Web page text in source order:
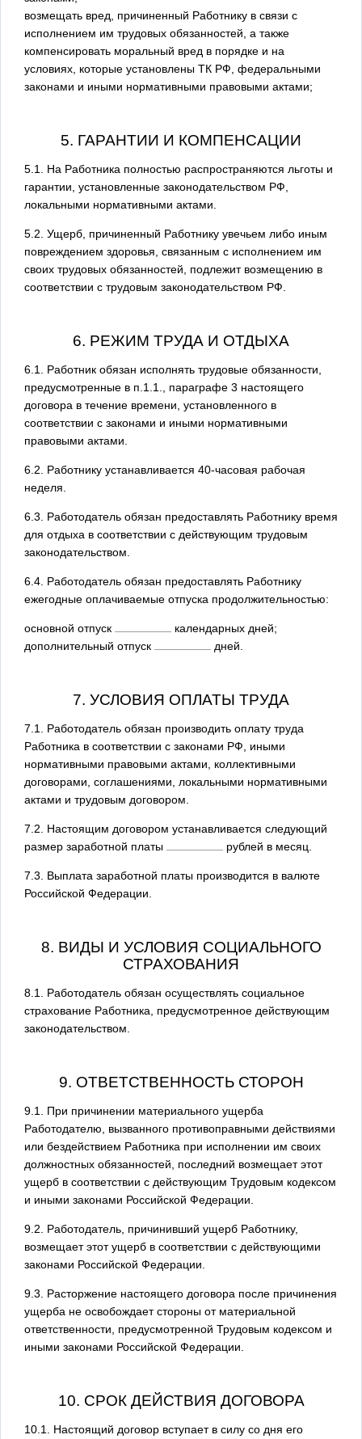
возмещать вред, причиненный Работнику в связи с
исполнением им трудовых обязанностей, а также
компенсировать моральный вред в порядке и на
условиях, которые установлены ТК РФ, федеральными
законами и иными нормативными правовыми актами;
5. ГАРАНТИИ И КОМПЕНСАЦИИ
5.1. На Работника полностью распространяются льготы и
гарантии, установленные законодательством РФ,
локальными нормативными актами.
5.2. Ущерб, причиненный Работнику увечьем либо иным
повреждением здоровья, связанным с исполнением им
своих трудовых обязанностей, подлежит возмещению в
соответствии с трудовым законодательством РФ.
6. РЕЖИМ ТРУДА И ОТДЫХА
6.1. Работник обязан исполнять трудовые обязанности,
предусмотренные в п.1.1., параграфе 3 настоящего
договора в течение времени, установленного в
соответствии с законами и иными нормативными
правовыми актами.
6.2. Работнику устанавливается 40-часовая рабочая
неделя.
6.3. Работодатель обязан предоставлять Работнику время
для отдыха в соответствии с действующим трудовым
законодательством.
6.4. Работодатель обязан предоставлять Работнику
ежегодные оплачиваемые отпуска продолжительностью:
основной отпуск
календарных дней;
дополнительный отпуск
дней.
7. УСЛОВИЯ ОПЛАТЫ ТРУДА
7.1. Работодатель обязан производить оплату труда
Работника в соответствии с законами РФ, иными
нормативными правовыми актами, коллективными
договорами, соглашениями, локальными нормативными
актами и трудовым договором.
7.2. Настоящим договором устанавливается следующий
размер заработной платы
рублей в месяц.
7.3. Выплата заработной платы производится в валюте
Российской Федерации.
8. ВИДЫ И УСЛОВИЯ СОЦИАЛЬНОГО
СТРАХОВАНИЯ
8.1. Работодатель обязан осуществлять социальное
страхование Работника, предусмотренное действующим
законодательством.
9. ОТВЕТСТВЕННОСТЬ СТОРОН
9.1. При причинении материального ущерба
Работодателю, вызванного противоправными действиями
или бездействием Работника при исполнении им своих
должностных обязанностей, последний возмещает этот
ущерб в соответствии с действующим Трудовым кодексом
и иными законами Российской Федерации.
9.2. Работодатель, причинивший ущерб Работнику,
возмещает этот ущерб в соответствии с действующими
законами Российской Федерации.
9.3. Расторжение настоящего договора после причинения
ущерба не освобождает стороны от материальной
ответственности, предусмотренной Трудовым кодексом и
иными законами Российской Федерации.
10. СРОК ДЕЙСТВИЯ ДОГОВОРА
10.1. Настоящий договор вступает в силу со дня его